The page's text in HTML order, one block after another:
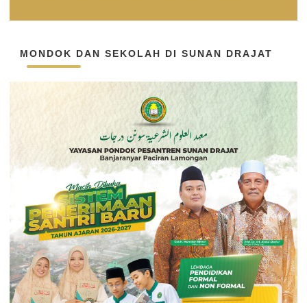
MONDOK DAN SEKOLAH DI SUNAN DRAJAT